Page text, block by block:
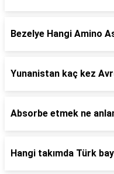
Bezelye Hangi Amino
Yunanistan kaç kez
Absorbe etmek ne
Hangi takımda Türk